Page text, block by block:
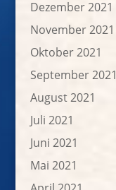
Dezember 2021
November 2021
Oktober 2021
September 2021
August 2021
Juli 2021
Juni 2021
Mai 2021